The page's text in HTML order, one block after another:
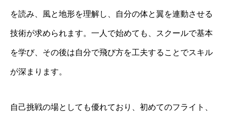
を読み、風と地形を理解し、自分の体と翼を連動させる
技術が求められます。一人で始めても、スクールで基本
を学び、その後は自分で飛び方を工夫することでスキル
が深まります。
自己挑戦の場としても優れており、初めてのフライト、